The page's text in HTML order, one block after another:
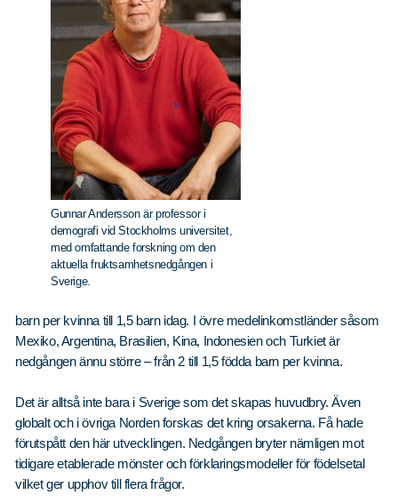
Gunnar Andersson är professor i
demografi vid Stockholms universitet,
med omfattande forskning om den
aktuella fruktsamhetsnedgången i
Sverige.
barn per kvinna till 1,5 barn idag. I övre medelinkomstländer såsom
Mexiko, Argentina, Brasilien, Kina, Indonesien och Turkiet är
nedgången ännu större – från 2 till 1,5 födda barn per kvinna.
Det är alltså inte bara i Sverige som det skapas huvudbry. Även
globalt och i övriga Norden forskas det kring orsakerna. Få hade
förutspått den här utvecklingen. Nedgången bryter nämligen mot
tidigare etablerade mönster och förklaringsmodeller för födelsetal
vilket ger upphov till flera frågor.